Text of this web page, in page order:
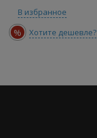
В избранное
% Хотите дешевле?